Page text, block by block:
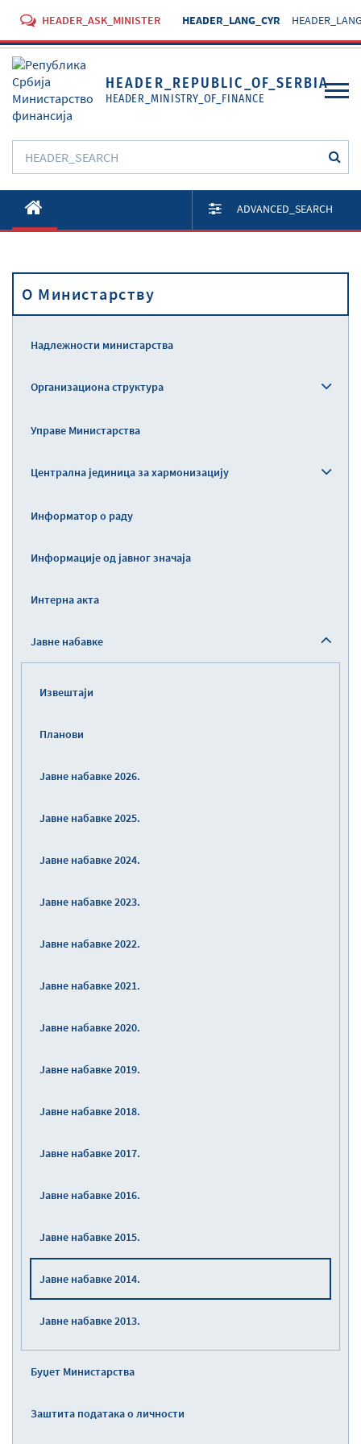
HEADER_ASK_MINISTER HEADER_LANG_CYR
HEADER_REPUBLIC_OF_SERBIA
HEADER_MINISTRY_OF_FINANCE
O Министарству
Активности
Прописи
ADVANCED_SEARCH
O Министарству
Надлежности министарства
Организациона структура
Управе Министарства
Централна јединица за хармонизацију
Информатор о раду
Информације од јавног значаја
Интерна акта
Јавне набавке
Извештаји
Планови
Јавне набавке 2026.
Јавне набавке 2025.
Јавне набавке 2024.
Јавне набавке 2023.
Јавне набавке 2022.
Јавне набавке 2021.
Јавне набавке 2020.
Јавне набавке 2019.
Јавне набавке 2018.
Јавне набавке 2017.
Јавне набавке 2016.
Јавне набавке 2015.
Јавне набавке 2014.
Јавне набавке 2013.
Буџет Министарства
Заштита података о личности